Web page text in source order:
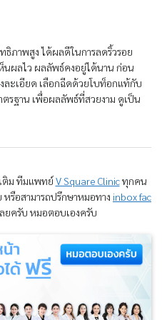
ภาพสูง ได้ผลดีในการลดริ้วรอย
ผลไว ผลลัพธ์คงอยู่ได้นาน ก่อน
ะเอียด เลือกฉีดด้วยโบท็อกแท้กับ
ฐาน เพื่อผลลัพธ์ที่สวยงาม ดูเป็น
ติม ทีมแพทย์V Square Clinicทุกคน
รือสามารถปรึกษาหมอทาง inbox fac
ยครับ หมอตอบเองครับ